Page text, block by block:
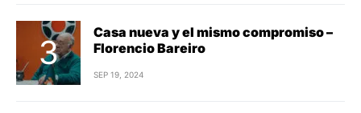
Casa nueva y el mismo compromiso –
Florencio Bareiro
SEP 19, 2024